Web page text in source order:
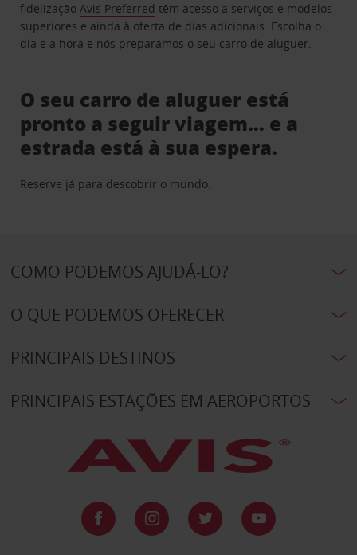
fidelizaçãoAvis Preferred têm acesso a serviços e modelos
superiores e ainda à oferta de dias adicionais. Escolha o
dia e a hora e nós preparamos o seu carro de aluguer.
O seu carro de aluguer está
pronto a seguir viagem… e a
estrada está à sua espera.
Reserve já para descobrir o mundo.
COMO PODEMOS AJUDÁ-LO?
O QUE PODEMOS OFERECER
PRINCIPAIS DESTINOS
PRINCIPAIS ESTAÇÕES EM AEROPORTOS